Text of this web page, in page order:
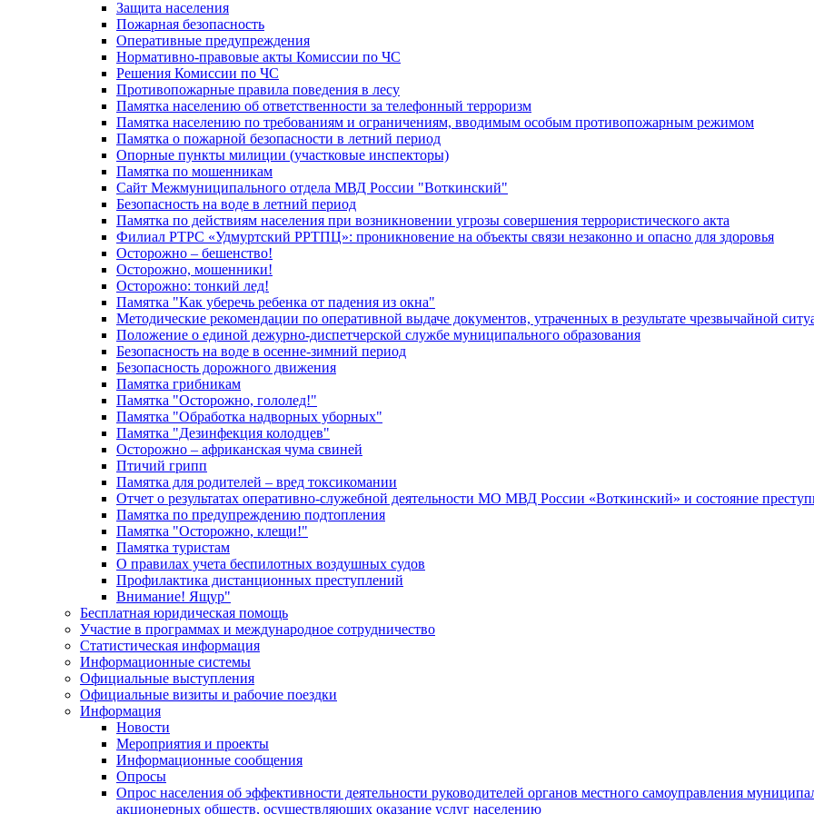
Защита населения
Пожарная безопасность
Оперативные предупреждения
Нормативно-правовые акты Комиссии по ЧС
Решения Комиссии по ЧС
Противопожарные правила поведения в лесу
Памятка населению об ответственности за телефонный терроризм
Памятка населению по требованиям и ограничениям, вводимым особым противопожарным режимом
Памятка о пожарной безопасности в летний период
Опорные пункты милиции (участковые инспекторы)
Памятка по мошенникам
Сайт Межмуниципального отдела МВД России "Воткинский"
Безопасность на воде в летний период
Памятка по действиям населения при возникновении угрозы совершения террористического акта
Филиал РТРС «Удмуртский РРТПЦ»: проникновение на объекты связи незаконно и опасно для здоровья
Осторожно – бешенство!
Осторожно, мошенники!
Осторожно: тонкий лед!
Памятка "Как уберечь ребенка от падения из окна"
Методические рекомендации по оперативной выдаче документов, утраченных в результате чрезвычайной
Положение о единой дежурно-диспетчерской службе муниципального образования
Безопасность на воде в осенне-зимний период
Безопасность дорожного движения
Памятка грибникам
Памятка "Осторожно, гололед!"
Памятка "Обработка надворных уборных"
Памятка "Дезинфекция колодцев"
Осторожно – африканская чума свиней
Птичий грипп
Памятка для родителей – вред токсикомании
Отчет о результатах оперативно-служебной деятельности МО МВД России «Воткинский» и состояние
Памятка по предупреждению подтопления
Памятка "Осторожно, клещи!"
Памятка туристам
О правилах учета беспилотных воздушных судов
Профилактика дистанционных преступлений
Внимание! Ящур"
Бесплатная юридическая помощь
Участие в программах и международное сотрудничество
Статистическая информация
Информационные системы
Официальные выступления
Официальные визиты и рабочие поездки
Информация
Новости
Мероприятия и проекты
Информационные сообщения
Опросы
Опрос населения об эффективности деятельности руководителей органов местного самоуправления
акционерных обществ, осуществляющих оказание услуг населению